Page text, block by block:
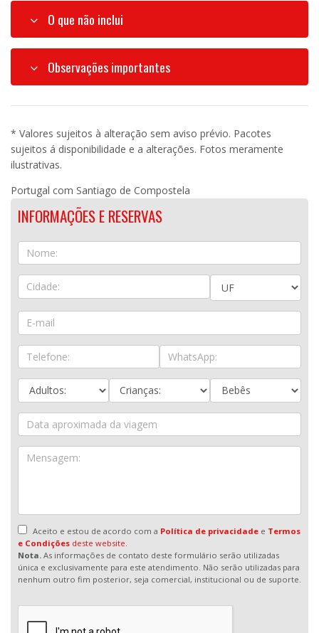
O que não inclui
Observações importantes
* Valores sujeitos à alteração sem aviso prévio. Pacotes
sujeitos á disponibilidade e a alterações. Fotos meramente
ilustrativas.
Portugal com Santiago de Compostela
INFORMAÇÕES E RESERVAS
Aceito e estou de acordo com a Política de privacidadee Termos
e Condições deste website.
Nota. As informações de contato deste formulário serão utilizadas
única e exclusivamente para este atendimento. Não serão utilizadas para
nenhum outro fim posterior, seja comercial, institucional ou de suporte.